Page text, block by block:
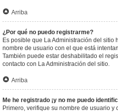
Arriba
¿Por qué no puedo registrarme?
Es posible que La Administración del sitio
nombre de usuario con el que está
También puede estar deshabilitado el
contacto con La Administración del sitio.
Arriba
Me he registrado ¡y no me puedo
Primero, verifique su nombre de usuario y